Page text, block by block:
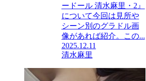
ードール 清水麻里・2』
について今回は見所や
シーン別のグラドル画
像があれば紹介。この...
2025.12.11
清水麻里